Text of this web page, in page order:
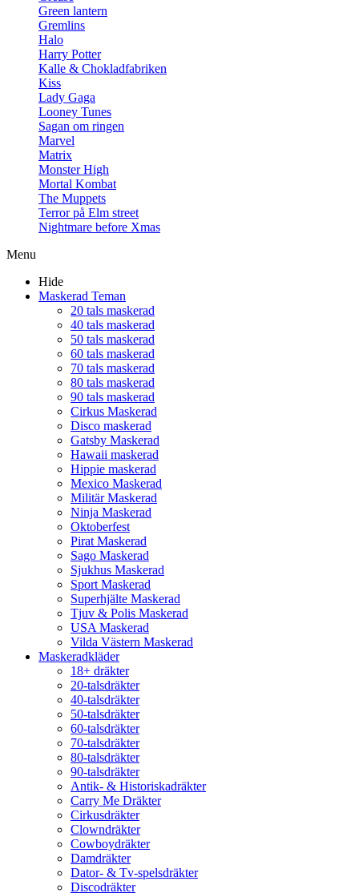
Green lantern
Gremlins
Halo
Harry Potter
Kalle & Chokladfabriken
Kiss
Lady Gaga
Looney Tunes
Sagan om ringen
Marvel
Matrix
Monster High
Mortal Kombat
The Muppets
Terror på Elm street
Nightmare before Xmas
Menu
Hide
Maskerad Teman
20 tals maskerad
40 tals maskerad
50 tals maskerad
60 tals maskerad
70 tals maskerad
80 tals maskerad
90 tals maskerad
Cirkus Maskerad
Disco maskerad
Gatsby Maskerad
Hawaii maskerad
Hippie maskerad
Mexico Maskerad
Militär Maskerad
Ninja Maskerad
Oktoberfest
Pirat Maskerad
Sago Maskerad
Sjukhus Maskerad
Sport Maskerad
Superhjälte Maskerad
Tjuv & Polis Maskerad
USA Maskerad
Vilda Västern Maskerad
Maskeradkläder
18+ dräkter
20-talsdräkter
40-talsdräkter
50-talsdräkter
60-talsdräkter
70-talsdräkter
80-talsdräkter
90-talsdräkter
Antik- & Historiskadräkter
Carry Me Dräkter
Cirkusdräkter
Clowndräkter
Cowboydräkter
Damdräkter
Dator- & Tv-spelsdräkter
Discodräkter